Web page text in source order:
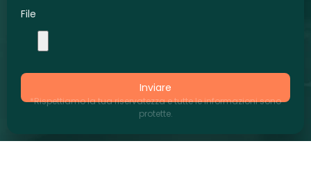
File
Inviare
*Rispettiamo la tua riservatezza e tutte le informazioni sono
protette.